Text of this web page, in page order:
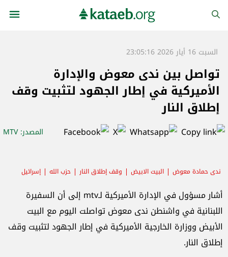
السبت 16 أيار 2026 23:05:16
تواصل بين ندى معوض والإدارة
الأميركية في إطار الجهود لتثبيت وقف
إطلاق النار
المصدر: MTV
ندى حمادة معوض البيت الابيض وقف إطلاق النار حزب الله إسرائيل
أشار مسؤول في الإدارة الأميركية لـmtv إلى أن السفيرة
اللبنانية في واشنطن ندى معوض تواصلت اليوم مع البيت
الأبيض ووزارة الخارجية الأميركية في إطار الجهود لتثبيت وقف
إطلاق النار.